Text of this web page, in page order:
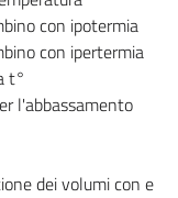
con ipotermia
con ipertermia
t°
l'abbassamento
dei volumi con e